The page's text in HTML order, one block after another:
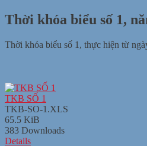
Thời khóa biểu số 1,
Thời khóa biểu số 1, thực hiện từ
TKB SỐ 1
TKB-SO-1.XLS
65.5 KiB
383 Downloads
Details